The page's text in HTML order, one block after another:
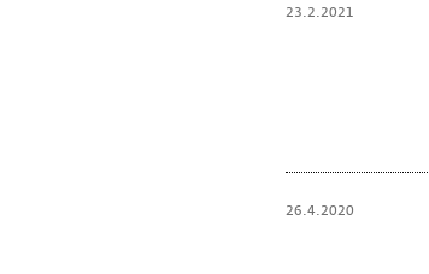
23.2.2021
26.4.2020